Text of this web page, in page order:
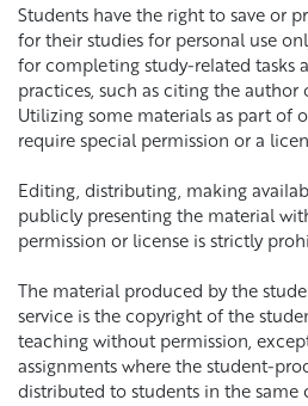
Students have the right to save or
for their studies for personal use
for completing study-related tasks
practices, such as citing the author
Utilizing some materials as part of
require special permission or a
Editing, distributing, making
publicly presenting the material
permission or license is strictly
The material produced by the
service is the copyright of the
teaching without permission,
assignments where the student-
distributed to students in the same